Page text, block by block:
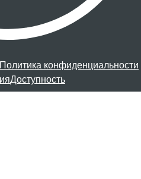
Политика конфиденциальности
Доступность